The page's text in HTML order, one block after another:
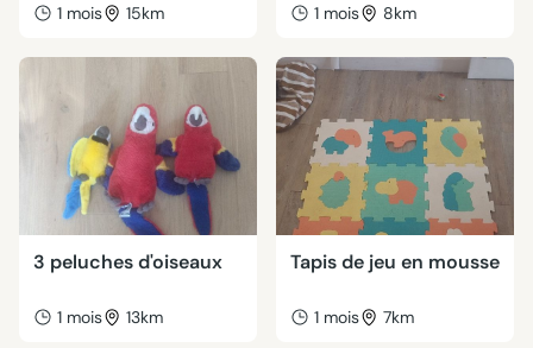
1 mois 15km 1 mois 8km
3 peluches d'oiseaux
1 mois 13km
Tapis de jeu en mousse
1 mois 7km